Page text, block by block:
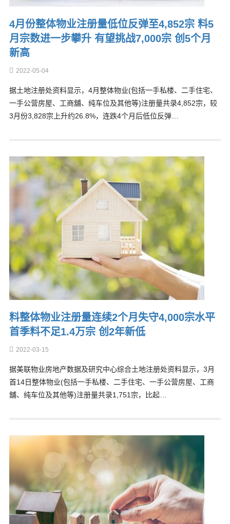
4月份整体物业注册量低位反弹至4,852宗 料5
月宗数进一步攀升 有望挑战7,000宗 创5个月
新高
2022-05-04
据土地注册处资料显示，4月整体物业(包括一手私楼、二手住宅、
一手公营房屋、工商舖、纯车位及其他等)注册量共录4,852宗，较
3月份3,828宗上升约26.8%，连跌4个月后低位反弹…
料整体物业注册量连续2个月失守4,000宗水平
首季料不足1.4万宗 创2年新低
2022-03-15
据美联物业房地产数据及研究中心综合土地注册处资料显示，3月
首14日整体物业(包括一手私楼、二手住宅、一手公营房屋、工商
舖、纯车位及其他等)注册量共录1,751宗，比起…